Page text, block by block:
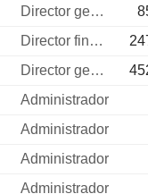
Director general
Director financiero
Director general
Administrador
Administrador
Administrador
Administrador